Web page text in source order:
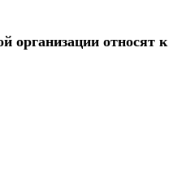
организации относят к